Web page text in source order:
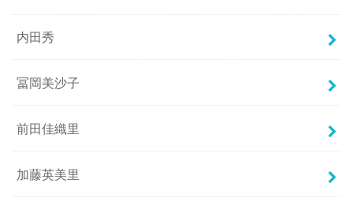
内田秀
冨岡美沙子
前田佳織里
加藤英美里